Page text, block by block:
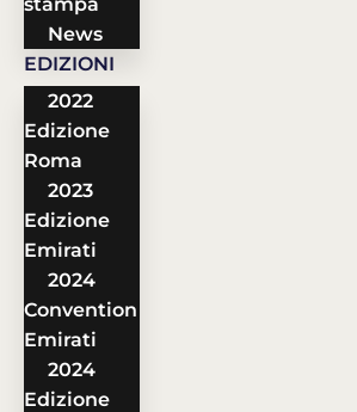
News
EDIZIONI
2022
Edizione
Roma
2023
Edizione
Emirati
2024
Convention
Emirati
2024
Edizione